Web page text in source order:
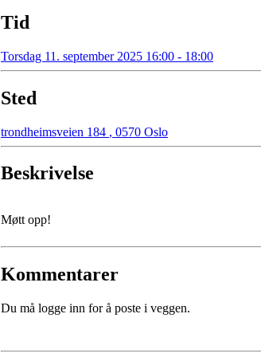
Tid
Torsdag 11. september 2025 16:00 - 18:00
Sted
trondheimsveien 184 , 0570 Oslo
Beskrivelse
Møtt opp!
Kommentarer
Du må logge inn for å poste i veggen.